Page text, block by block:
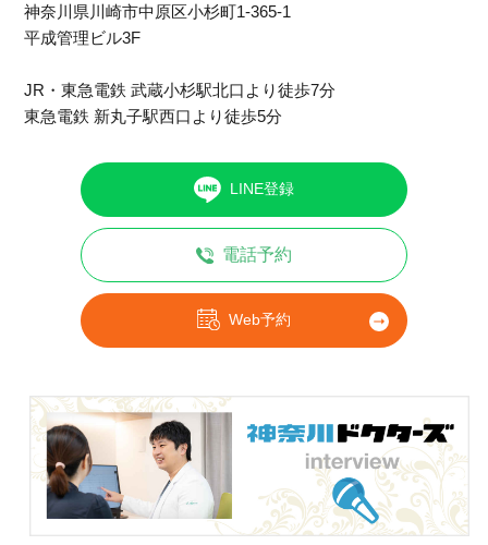
神奈川県川崎市中原区⼩杉町1-365-1
平成管理ビル3F
JR・東急電鉄 武蔵小杉駅北口より徒歩7分
東急電鉄 新丸子駅西口より徒歩5分
LINE登録
電話予約
Web予約